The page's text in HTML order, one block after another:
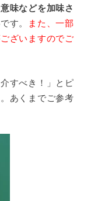
意味などを加味さ
です。
また、一部
ざいますのでご
すべき！」とピ
あくまでご参考